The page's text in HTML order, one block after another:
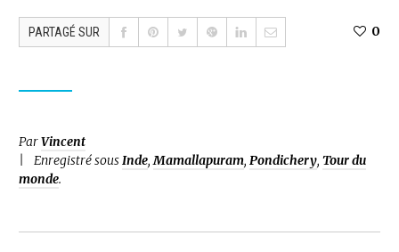
PARTAGÉ SUR 0
ParVincent
Enregistré sousInde,Mamallapuram, Pondichery, Tour du
monde.